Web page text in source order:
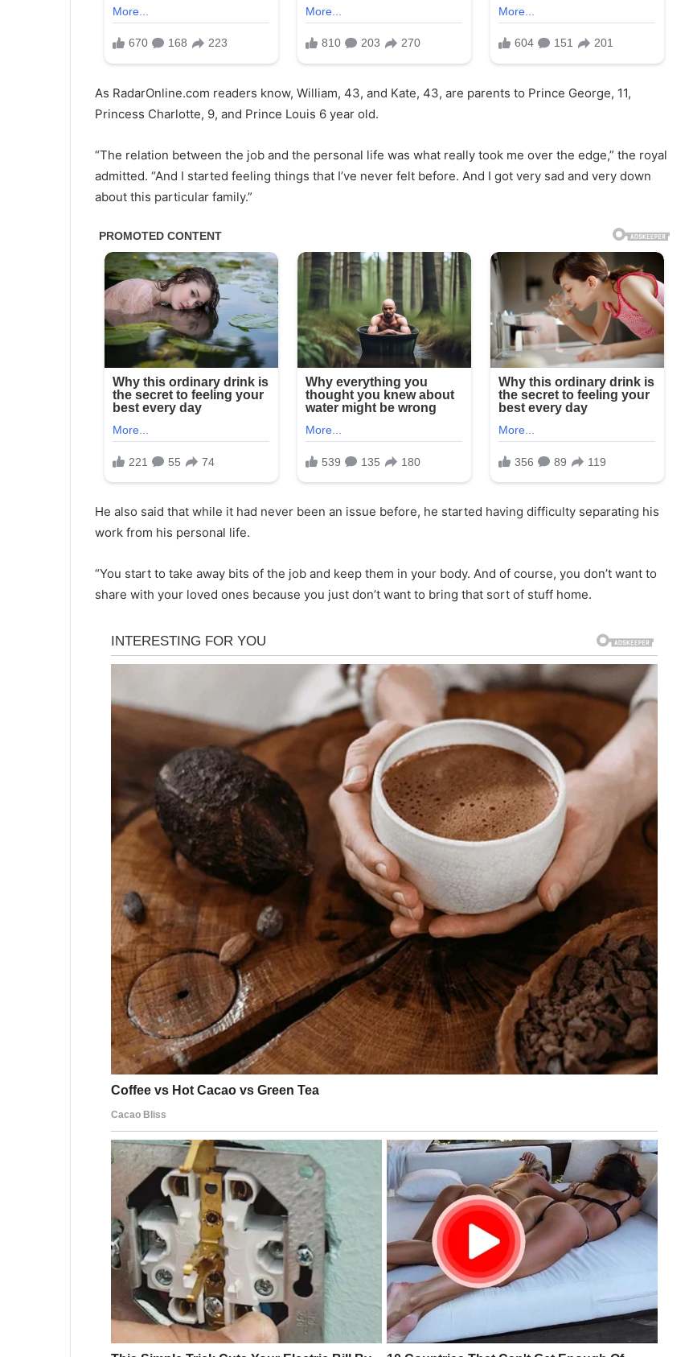
As RadarOnline.com readers know, William, 43, and Kate, 43, are parents to Prince George, 11,
Princess Charlotte, 9, and Prince Louis 6 year old.
“The relation between the job and the personal life was what really took me over the edge,” the royal
admitted. “And I started feeling things that I’ve never felt before. And I got very sad and very down
about this particular family.”
He also said that while it had never been an issue before, he started having difficulty separating his
work from his personal life.
“You start to take away bits of the job and keep them in your body. And of course, you don’t want to
share with your loved ones because you just don’t want to bring that sort of stuff home.